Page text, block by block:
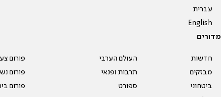
עברית
English
מדורים
חדשות
מבזקים
ביטחוני
העולם הערבי
תרבות ופנאי
ספורט
פורום
פורום
פורום